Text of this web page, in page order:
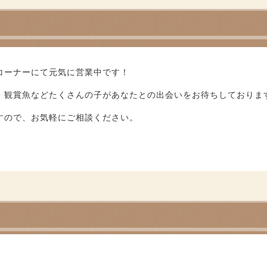
ナーにて元気に営業中です！
観賞魚などたくさんの子があなたとの出会いをお待ちしており
で、お気軽にご相談ください。